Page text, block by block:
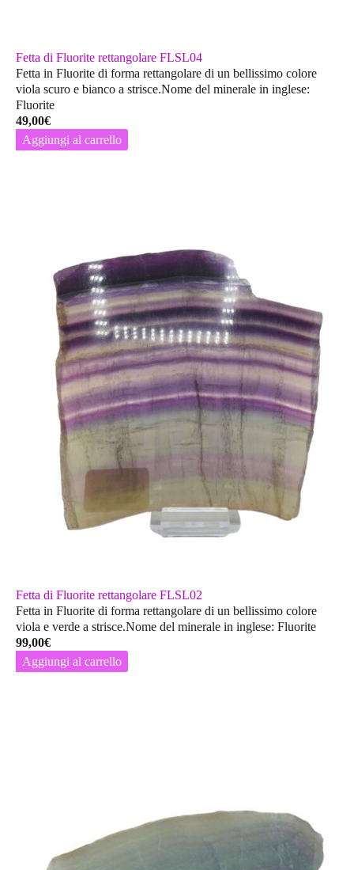
Fetta di Fluorite rettangolare FLSL04
Fetta in Fluorite di forma rettangolare di un bellissimo colore
viola scuro e bianco a strisce.Nome del minerale in inglese:
Fluorite
49,00€
Aggiungi al carrello
Fetta di Fluorite rettangolare FLSL02
Fetta in Fluorite di forma rettangolare di un bellissimo colore
viola e verde a strisce.Nome del minerale in inglese: Fluorite
99,00€
Aggiungi al carrello